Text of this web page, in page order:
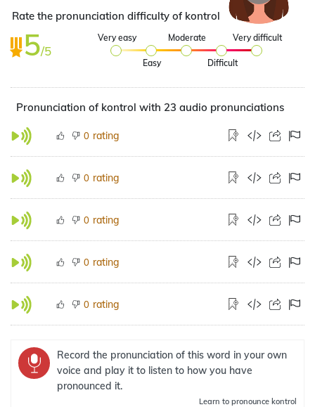
Rate the pronunciation difficulty of kontrol
5/5
Very easy
Easy
Moderate
Difficult
Very difficult
Pronunciation of kontrol with 23 audio pronunciations
0 rating
0 rating
0 rating
0 rating
0 rating
Record the pronunciation of this word in your own
voice and play it to listen to how you have
pronounced it.
Learn to pronounce kontrol